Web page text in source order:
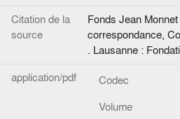
Citation de la
source
Fonds Jean
correspondance,
. Lausanne :
application/pdf
Codec
Volume